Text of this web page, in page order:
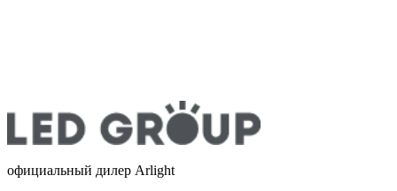
официальный дилер Arlight